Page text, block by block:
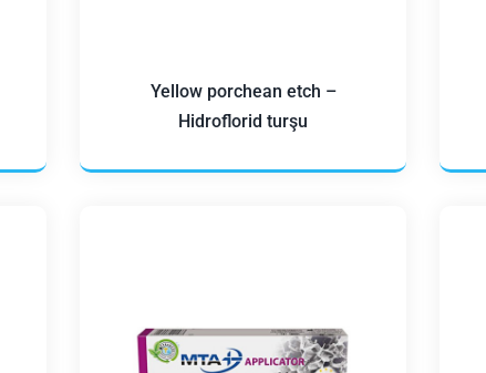
Yellow porchean etch –
Hidroflorid turşu